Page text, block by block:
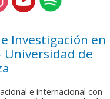
Investigación en
Universidad de
e internacional con